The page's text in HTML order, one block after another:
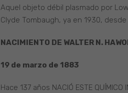
Aquel objeto débil plasmado por
Clyde Tombaugh, ya en 1930,
NACIMIENTO DE WALTER N.
19 de marzo de 1883
Hace 137 años NACIÓ ESTE